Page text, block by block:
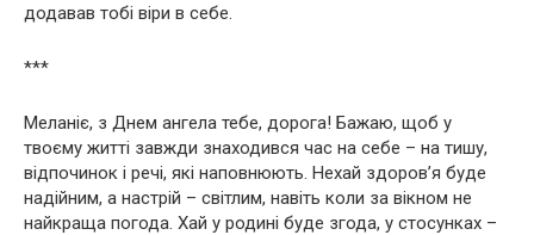
додавав тобі віри в себе.
***
Меланіє, з Днем ангела тебе, дорога! Бажаю, щоб у
твоєму житті завжди знаходився час на себе – на тишу,
відпочинок і речі, які наповнюють. Нехай здоров’я буде
надійним, а настрій – світлим, навіть коли за вікном не
найкраща погода. Хай у родині буде згода, у стосунках –